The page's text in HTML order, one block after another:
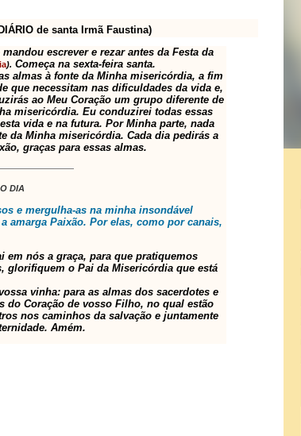
de santa Irmã Faustina)
escrever e rezar antes da Festa da
). Começa na sexta-feira santa.
almas à fonte da Minha misericórdia, a fim
que necessitam nas dificuldades da vida e,
ao Meu Coração um grupo diferente de
misericórdia. Eu conduzirei todas essas
vida e na futura. Por Minha parte, nada
da Minha misericórdia. Cada dia pedirás a
graças para essas almas.
DIA
e mergulha-as na minha insondável
amarga Paixão. Por elas, como por canais,
nós a graça, para que pratiquemos
glorifiquem o Pai da Misericórdia que está
vinha: para as almas dos sacerdotes e
do Coração de vosso Filho, no qual estão
nos caminhos da salvação e juntamente
Amém.